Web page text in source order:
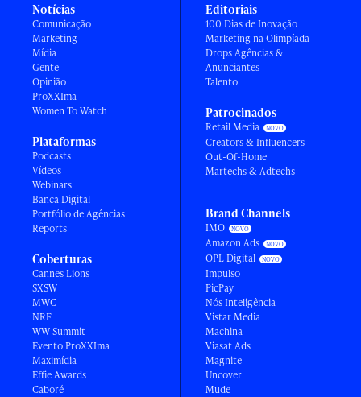
Notícias
Comunicação
Marketing
Mídia
Gente
Opinião
ProXXIma
Women To Watch
Plataformas
Podcasts
Vídeos
Webinars
Banca Digital
Portfólio de Agências
Reports
Coberturas
Cannes Lions
SXSW
MWC
NRF
WW Summit
Evento ProXXIma
Maximídia
Effie Awards
Caboré
Editoriais
100 Dias de Inovação
Marketing na Olimpíada
Drops Agências &
Anunciantes
Talento
Patrocinados
Retail Media
Creators & Influencers
Out-Of-Home
Martechs & Adtechs
Brand Channels
IMO
Amazon Ads
OPL Digital
Impulso
PicPay
Nós Inteligência
Vistar Media
Machina
Viasat Ads
Magnite
Uncover
Mude